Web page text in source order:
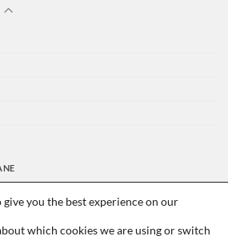
you the best experience on our
which cookies we are using or switch